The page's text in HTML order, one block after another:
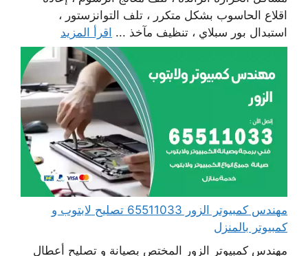
اقلاع الحاسوب بشكل متكرر ، تلف التوانزستور ،
استبدال بور سبلاي ، تنظيف مآخذ ... اقرأ المزيد
مهندس كمبيوتر الزور 65511033 تصليح لابتوب و
كمبيوتر بالمنزل
مهندس كمبيوتر الزور المختص بصيانة و تصليح أعطال